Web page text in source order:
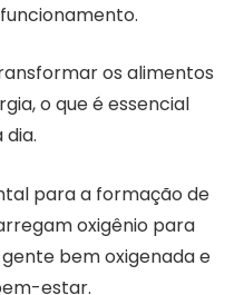
os alimentos
o que é essencial
para a formação de
oxigênio para
bem oxigenada e
estar.